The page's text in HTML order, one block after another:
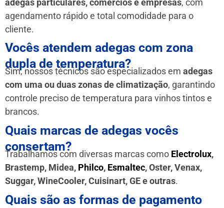
agendamento rápido e total comodidade para o
cliente.
Vocês atendem adegas com zona
dupla de temperatura?
Sim, nossos técnicos são especializados em adegas
com uma ou duas zonas de climatização, garantindo
controle preciso de temperatura para vinhos tintos e
brancos.
Quais marcas de adegas vocês
consertam?
Trabalhamos com diversas marcas como Electrolux,
Brastemp, Midea, Philco, Esmaltec, Oster, Venax,
Suggar, WineCooler, Cuisinart, GE e outras.
Quais são as formas de pagamento